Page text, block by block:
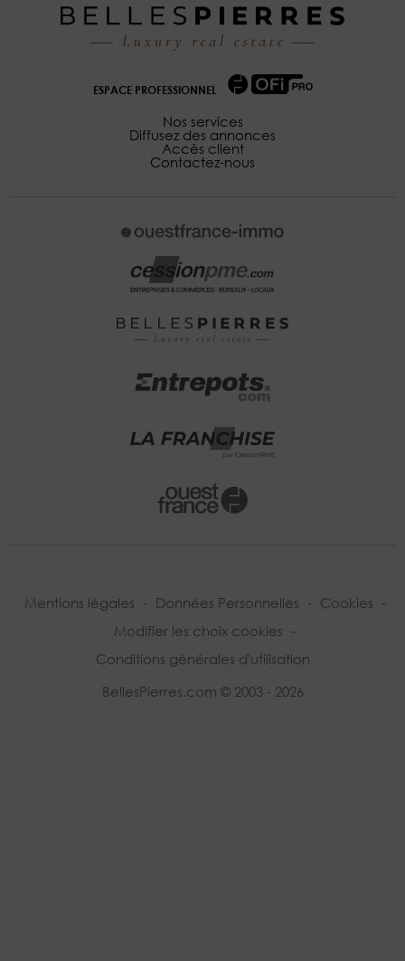
ESPACE PROFESSIONNEL
Nos services
Diffusez des annonces
Accès client
Contactez-nous
Mentions légales - Données Personnelles - Cookies -
Modifier les choix cookies -
Conditions générales d'utilisation
BellesPierres.com © 2003 - 2026